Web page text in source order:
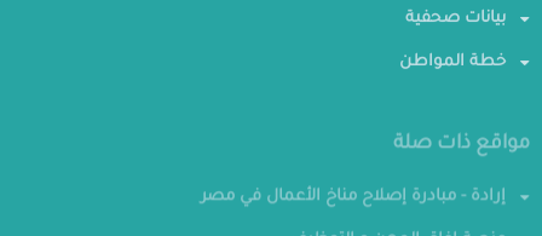
بيانات صحفية
خطة المواطن
مواقع ذات صلة
إرادة - مبادرة إصلاح مناخ الأعمال في مصر